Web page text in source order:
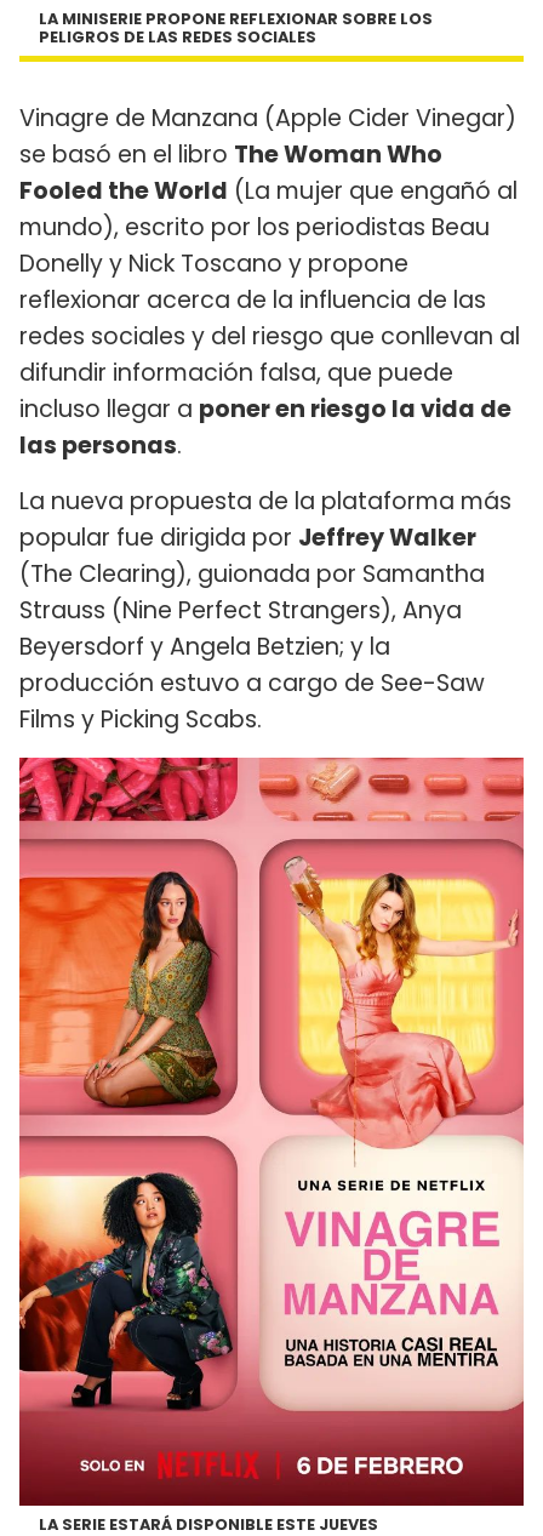
LA MINISERIE PROPONE REFLEXIONAR SOBRE LOS
PELIGROS DE LAS REDES SOCIALES
Vinagre de Manzana (Apple Cider Vinegar)
se basó en el libro The Woman Who
Fooled the World (La mujer que engañó al
mundo), escrito por los periodistas Beau
Donelly y Nick Toscano y propone
reflexionar acerca de la influencia de las
redes sociales y del riesgo que conllevan al
difundir información falsa, que puede
incluso llegar a poner en riesgo la vida de
las personas.
La nueva propuesta de la plataforma más
popular fue dirigida por Jeffrey Walker
(The Clearing), guionada por Samantha
Strauss (Nine Perfect Strangers), Anya
Beyersdorf y Angela Betzien; y la
producción estuvo a cargo de See-Saw
Films y Picking Scabs.
LA SERIE ESTARÁ DISPONIBLE ESTE JUEVES